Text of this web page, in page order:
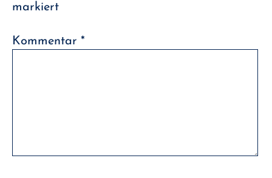
markiert
Kommentar *